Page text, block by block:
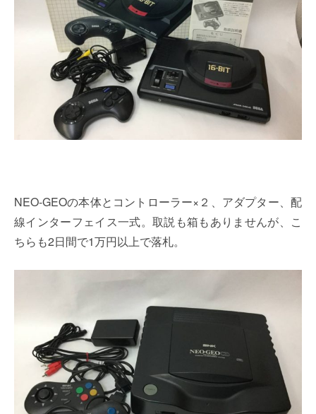
NEO-GEOの本体とコントローラー×２、アダプター、配
線インターフェイス一式。取説も箱もありませんが、こ
ちらも2日間で1万円以上で落札。